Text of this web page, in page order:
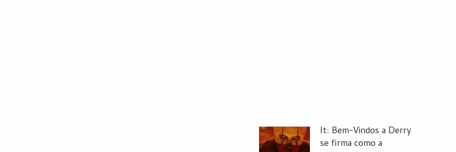
It: Bem-Vindos a Derry
se firma como a